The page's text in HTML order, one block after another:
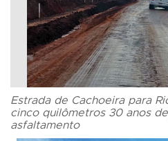
Estrada de Cachoeira para
cinco quilômetros 30 anos
asfaltamento